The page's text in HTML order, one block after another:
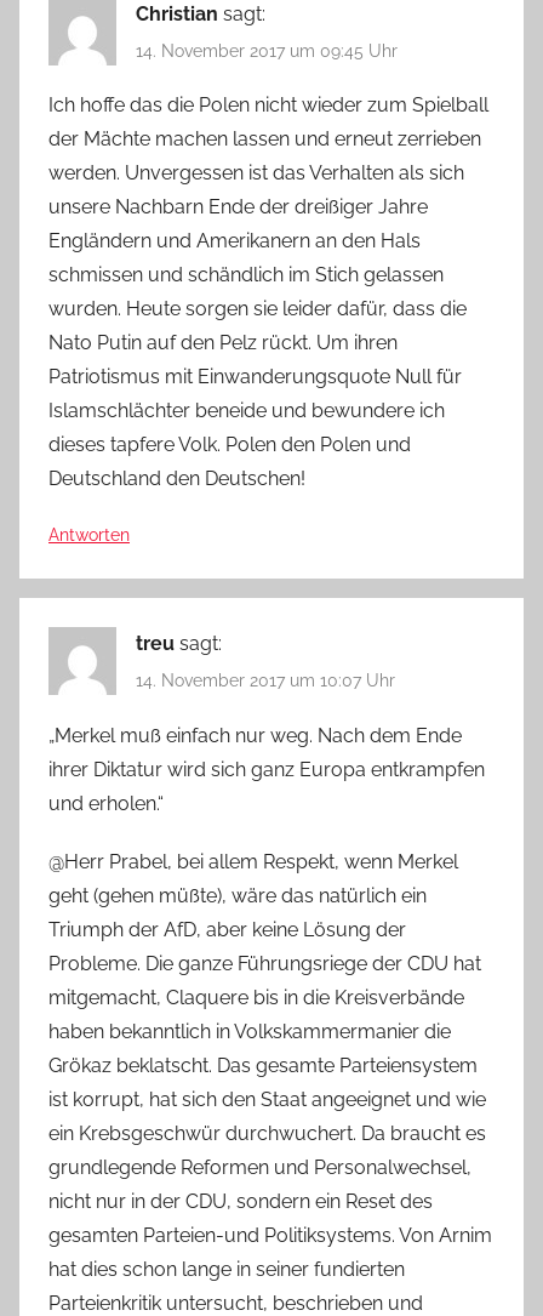
Christian sagt:
14. November 2017 um 09:45 Uhr
Ich hoffe das die Polen nicht wieder zum Spielball
der Mächte machen lassen und erneut zerrieben
werden. Unvergessen ist das Verhalten als sich
unsere Nachbarn Ende der dreißiger Jahre
Engländern und Amerikanern an den Hals
schmissen und schändlich im Stich gelassen
wurden. Heute sorgen sie leider dafür, dass die
Nato Putin auf den Pelz rückt. Um ihren
Patriotismus mit Einwanderungsquote Null für
Islamschlächter beneide und bewundere ich
dieses tapfere Volk. Polen den Polen und
Deutschland den Deutschen!
Antworten
treu sagt:
14. November 2017 um 10:07 Uhr
„Merkel muß einfach nur weg. Nach dem Ende
ihrer Diktatur wird sich ganz Europa entkrampfen
und erholen.“
@Herr Prabel, bei allem Respekt, wenn Merkel
geht (gehen müßte), wäre das natürlich ein
Triumph der AfD, aber keine Lösung der
Probleme. Die ganze Führungsriege der CDU hat
mitgemacht, Claquere bis in die Kreisverbände
haben bekanntlich in Volkskammermanier die
Grökaz beklatscht. Das gesamte Parteiensystem
ist korrupt, hat sich den Staat angeeignet und wie
ein Krebsgeschwür durchwuchert. Da braucht es
grundlegende Reformen und Personalwechsel,
nicht nur in der CDU, sondern ein Reset des
gesamten Parteien-und Politiksystems. Von Arnim
hat dies schon lange in seiner fundierten
Parteienkritik untersucht, beschrieben und